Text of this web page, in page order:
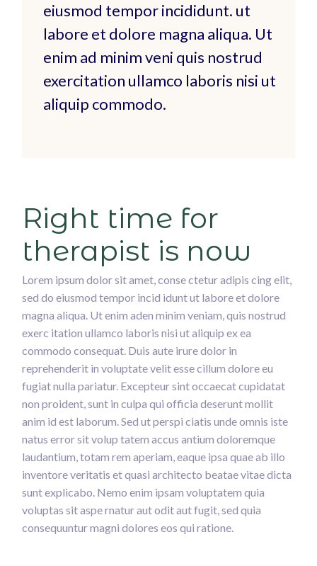
eiusmod tempor incididunt. ut
labore et dolore magna aliqua. Ut
enim ad minim veni quis nostrud
exercitation ullamco laboris nisi ut
aliquip commodo.
Right time for
therapist is now
Lorem ipsum dolor sit amet, conse ctetur adipis cing elit,
sed do eiusmod tempor incid idunt ut labore et dolore
magna aliqua. Ut enim aden minim veniam, quis nostrud
exerc itation ullamco laboris nisi ut aliquip ex ea
commodo consequat. Duis aute irure dolor in
reprehenderit in voluptate velit esse cillum dolore eu
fugiat nulla pariatur. Excepteur sint occaecat cupidatat
non proident, sunt in culpa qui officia deserunt mollit
anim id est laborum. Sed ut perspi ciatis unde omnis iste
natus error sit volup tatem accus antium doloremque
laudantium, totam rem aperiam, eaque ipsa quae ab illo
inventore veritatis et quasi architecto beatae vitae dicta
sunt explicabo. Nemo enim ipsam voluptatem quia
voluptas sit aspe rnatur aut odit aut fugit, sed quia
consequuntur magni dolores eos qui ratione.